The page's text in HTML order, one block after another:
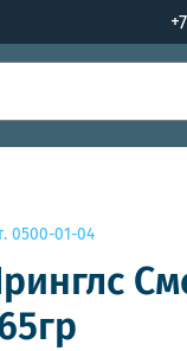
0500-01-04